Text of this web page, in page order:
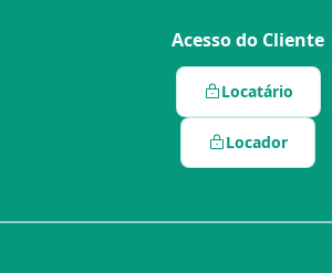
Acesso do Cliente
Locatário
Locador